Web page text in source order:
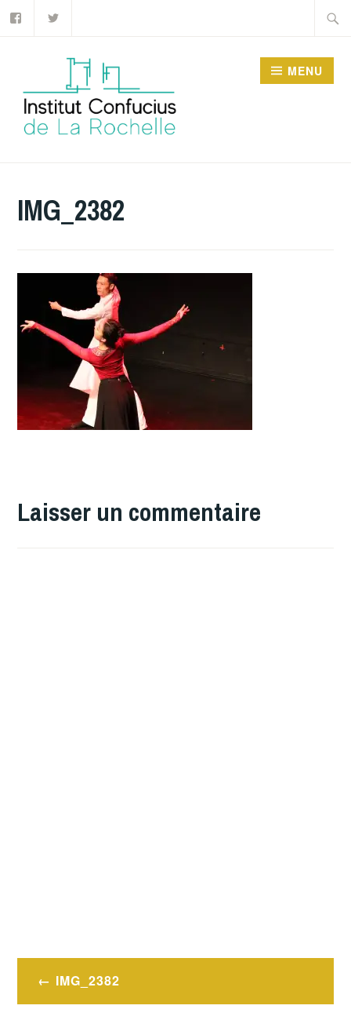
Accéder
DE LA ROCHELLE
MENU
IMG_2382
Laisser un commentaire
Navigation
de
IMG_2382